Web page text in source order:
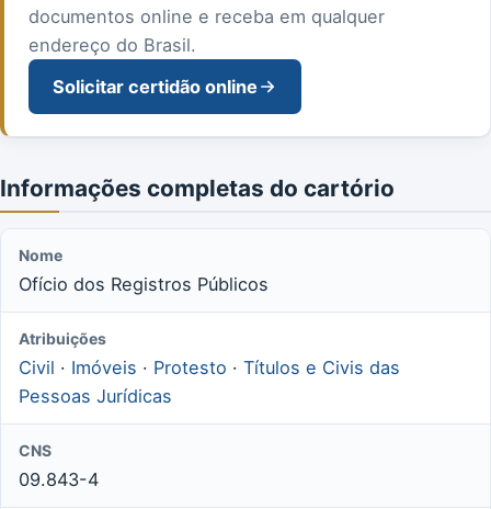
documentos online e receba em qualquer
endereço do Brasil.
Solicitar certidão online
Informações completas do cartório
Nome
Ofício dos Registros Públicos
Atribuições
Civil · Imóveis · Protesto · Títulos e Civis das
Pessoas Jurídicas
CNS
09.843-4